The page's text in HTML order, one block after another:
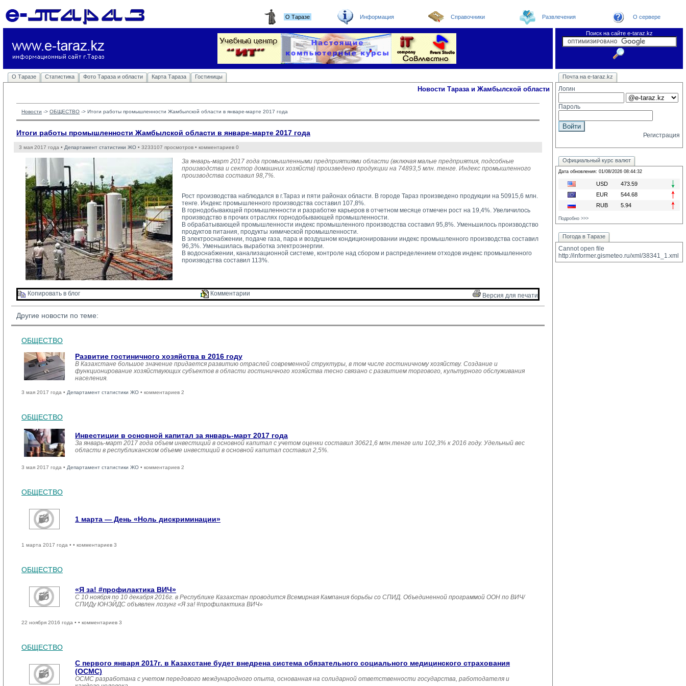
О Таразе Информация Справочники Развлечения О сервере
Поиск на сайте e-taraz.kz
О Таразе Статистика Фото Тараза и области Карта Тараза Гостиницы Новости Погода в Таразе
Телефоный справочник
Видеоконференция
Новости e-taraz
Новости Тараза и Жамбылской области
Новости -> ОБЩЕСТВО -> Итоги работы промышленности Жамбылской области в январе-марте 2017 года
Итоги работы промышленности Жамбылской области в январе-марте 2017 года
3 мая 2017 года • Департамент статистики ЖО • 3233107 просмотров • комментариев 0
За январь-март 2017 года промышленными предприятиями области (включая малые предприятия, подсобные
производства и сектор домашних хозяйств) произведено продукции на 74893,5 млн. тенге. Индекс промышленного
производства составил 98,7%.
Рост производства наблюдался в г.Тараз и пяти районах области. В городе Тараз произведено продукции на 50915,6 млн.
тенге. Индекс промышленного производства составил 107,8%.
В горнодобывающей промышленности и разработке карьеров в отчетном месяце отмечен рост на 19,4%. Увеличилось
производство в прочих отраслях горнодобывающей промышленности.
В обрабатывающей промышленности индекс промышленного производства составил 95,8%. Уменьшилось производство
продуктов питания, продукты химической промышленности.
В электроснабжении, подаче газа, пара и воздушном кондиционировании индекс промышленного производства составил
96,3%. Уменьшилась выработка электроэнергии.
В водоснабжении, канализационной системе, контроле над сбором и распределением отходов индекс промышленного
производства составил 113%.
Копировать в блог Комментарии Версия для печати
Другие новости по теме:
ОБЩЕСТВО
Развитие гостиничного хозяйства в 2016 году
В Казахстане большое значение придается развитию отраслей современной структуры, в том числе гостиничному хозяйству. Создание и
функционирование хозяйствующих субъектов в области гостиничного хозяйства тесно связано с развитием торгового, культурного обслуживания
населения.
3 мая 2017 года • Департамент статистики ЖО • комментариев 2
ОБЩЕСТВО
Инвестиции в основной капитал за январь-март 2017 года
За январь-март 2017 года объем инвестиций в основной капитал с учетом оценки составил 30621,6 млн.тенге или 102,3% к 2016 году. Удельный вес
области в республиканском объеме инвестиций в основной капитал составил 2,5%.
3 мая 2017 года • Департамент статистики ЖО • комментариев 2
ОБЩЕСТВО
1 марта — День «Ноль дискриминации»
1 марта 2017 года • • комментариев 3
ОБЩЕСТВО
«Я за! #профилактика ВИЧ»
С 10 ноября по 10 декабря 2016г. в Республике Казахстан проводится Всемирная Кампания борьбы со СПИД. Объединенной программой ООН по ВИЧ/
СПИДу ЮНЭЙДС объявлен лозунг «Я за! #профилактика ВИЧ»
22 ноября 2016 года • • комментариев 3
ОБЩЕСТВО
С первого января 2017г. в Казахстане будет внедрена система обязательного социального медицинского страхования
(ОСМС)
ОСМС разработана с учетом передового международного опыта, основанная на солидарной ответственности государства, работодателя и
Почта на e-taraz.kz
Логин
Пароль
Регистрация
Официальный курс валют
Дата обновления: 01/08/2026 08:44:32
USD
473.59
EUR
544.68
RUB
5.94
Подробно >>>
Погода в Таразе
Cannot open file
http://informer.gismeteo.ru/xml/38341_1.xml